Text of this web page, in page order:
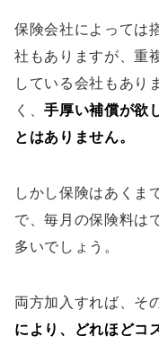
保険会社によっては
社もありますが、重
している会社もあり
く、手厚い補償が欲
とはありません。
しかし保険はあくま
で、毎月の保険料は
多いでしょう。
両方加入すれば、そ
により、どれほどコ